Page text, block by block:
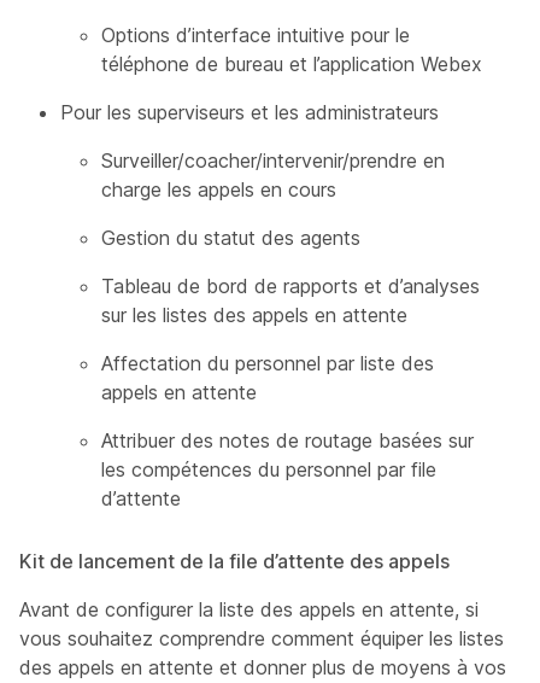
Options d’interface intuitive pour le
téléphone de bureau et l’application Webex
Pour les superviseurs et les administrateurs
Surveiller/coacher/intervenir/prendre en
charge les appels en cours
Gestion du statut des agents
Tableau de bord de rapports et d’analyses
sur les listes des appels en attente
Affectation du personnel par liste des
appels en attente
Attribuer des notes de routage basées sur
les compétences du personnel par file
d’attente
Kit de lancement de la file d’attente des appels
Avant de configurer la liste des appels en attente, si
vous souhaitez comprendre comment équiper les listes
des appels en attente et donner plus de moyens à vos